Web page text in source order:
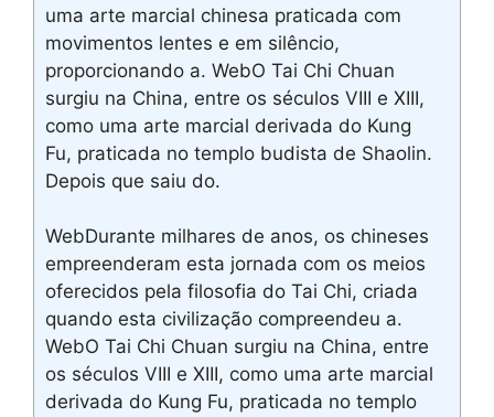
uma arte marcial chinesa praticada com
movimentos lentes e em silêncio,
proporcionando a. WebO Tai Chi Chuan
surgiu na China, entre os séculos VIII e XIII,
como uma arte marcial derivada do Kung
Fu, praticada no templo budista de Shaolin.
Depois que saiu do.
WebDurante milhares de anos, os chineses
empreenderam esta jornada com os meios
oferecidos pela filosofia do Tai Chi, criada
quando esta civilização compreendeu a.
WebO Tai Chi Chuan surgiu na China, entre
os séculos VIII e XIII, como uma arte marcial
derivada do Kung Fu, praticada no templo